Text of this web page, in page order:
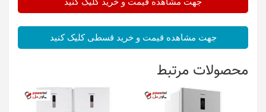
جهت مشاهده قیمت و خرید قسطی کلیک کنید
محصولات مرتبط